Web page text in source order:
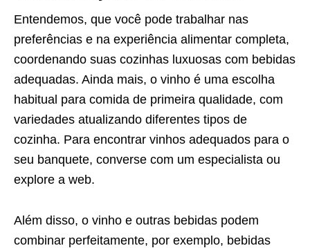
Entendemos, que você pode trabalhar nas
preferências e na experiência alimentar completa,
coordenando suas cozinhas luxuosas com bebidas
adequadas. Ainda mais, o vinho é uma escolha
habitual para comida de primeira qualidade, com
variedades atualizando diferentes tipos de
cozinha. Para encontrar vinhos adequados para o
seu banquete, converse com um especialista ou
explore a web.
Além disso, o vinho e outras bebidas podem
combinar perfeitamente, por exemplo, bebidas